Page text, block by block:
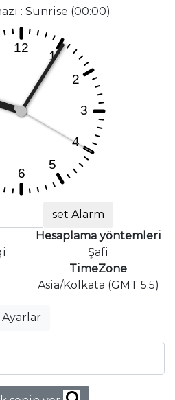
: Sunrise (00:00)
set Alarm
Hesaplama yöntemleri
Şafi
TimeZone
Asia/Kolkata (GMT 5.5)
Ayarlar